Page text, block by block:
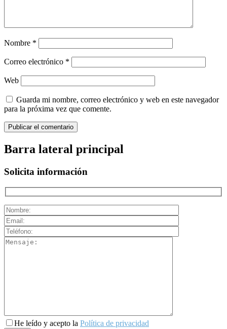
Nombre *
Correo electrónico *
Web
Guarda mi nombre, correo electrónico y web en este navegador
para la próxima vez que comente.
Barra lateral principal
Solicita información
He leído y acepto la Política de privacidad